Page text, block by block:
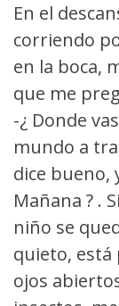
En el
corriendo
en la boca,
que me
-¿ Donde
mundo a
dice bueno,
Mañana ? .
niño se
quieto, está
ojos